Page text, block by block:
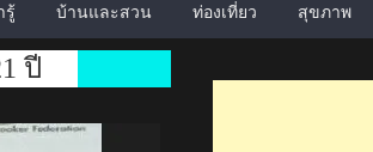
รู้ บ้านและสวน ท่องเที่ยว สุขภาพ
ปี